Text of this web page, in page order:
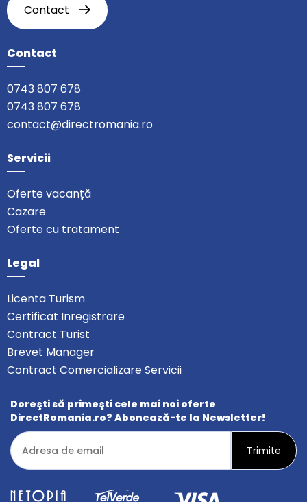
Contact
Contact
0743 807 678
0743 807 678
contact@directromania.ro
Servicii
Oferte vacanță
Cazare
Oferte cu tratament
Legal
Licenta Turism
Certificat Inregistrare
Contract Turist
Brevet Manager
Contract Comercializare Servicii
Doreşti să primeşti cele mai noi oferte
DirectRomania.ro? Abonează-te la Newsletter!